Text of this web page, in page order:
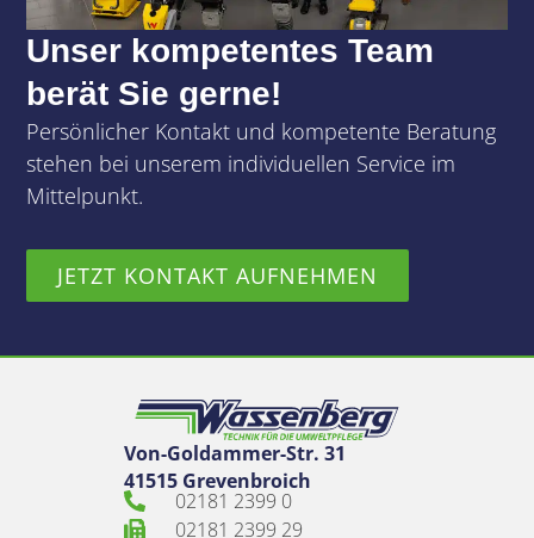
Unser kompetentes Team
berät Sie gerne!
Persönlicher Kontakt und kompetente Beratung
stehen bei unserem individuellen Service im
Mittelpunkt.
JETZT KONTAKT AUFNEHMEN
Von-Goldammer-Str. 31
41515 Grevenbroich
02181 2399 0
02181 2399 29